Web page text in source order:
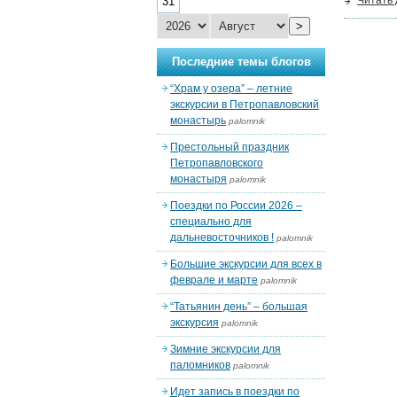
>
Последние темы блогов
“Храм у озера” – летние
экскурсии в Петропавловский
монастырь palomnik
Престольный праздник
Петропавловского
монастыря palomnik
Поездки по России 2026 –
специально для
дальневосточников ! palomnik
Большие экскурсии для всех в
феврале и марте palomnik
“Татьянин день” – большая
экскурсия palomnik
Зимние экскурсии для
паломников palomnik
Идет запись в поездки по